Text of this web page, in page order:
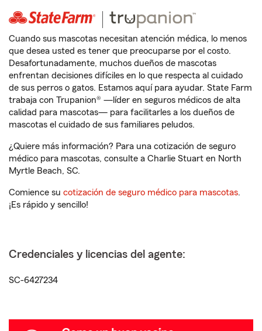
Cuando sus mascotas necesitan atención médica, lo menos
que desea usted es tener que preocuparse por el costo.
Desafortunadamente, muchos dueños de mascotas
enfrentan decisiones difíciles en lo que respecta al cuidado
de sus perros o gatos. Estamos aquí para ayudar. State Farm
trabaja con Trupanion® —líder en seguros médicos de alta
calidad para mascotas— para facilitarles a los dueños de
mascotas el cuidado de sus familiares peludos.
¿Quiere más información? Para una cotización de seguro
médico para mascotas, consulte a Charlie Stuart en North
Myrtle Beach, SC.
Comience su cotización de seguro médico para mascotas.
¡Es rápido y sencillo!
Credenciales y licencias del agente:
SC-6427234